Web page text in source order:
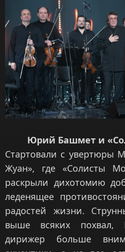
Юрий Башмет и
Стартовали с увертюры
Жуан», где «Солисты
раскрыли дихотомию
леденящее
радостей жизни.
выше всяких
дирижер больше